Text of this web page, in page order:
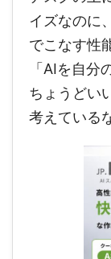
イズなのに
でこなす性
「AIを自分
ちょうどい
考えている